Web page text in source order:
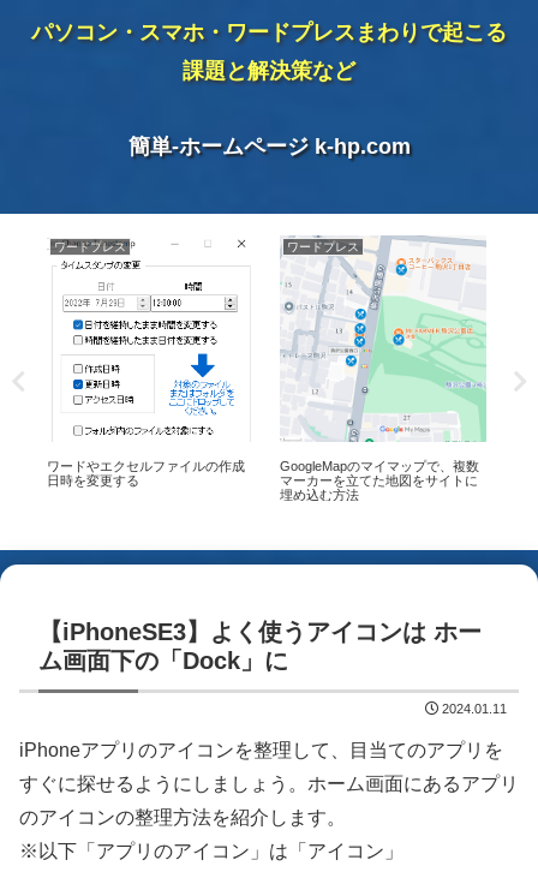
パソコン・スマホ・ワードプレスまわりで起こる
課題と解決策など
簡単-ホームページ k-hp.com
PAD
PAD「PDFからテキスト抽出」ア
ワードプレス
【Cocoon】ブログ記事を
X(Twitter)にアイキャッチ画像付き
でシェアする方法
【iPhoneSE3】よく使うアイコンは ホー
ム画面下の「Dock」に
2024.01.11
iPhoneアプリのアイコンを整理して、目当てのアプリを
すぐに探せるようにしましょう。ホーム画面にあるアプリ
のアイコンの整理方法を紹介します。
※以下「アプリのアイコン」は「アイコン」